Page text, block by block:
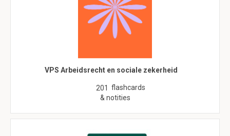
VPS Arbeidsrecht en sociale zekerheid
201 flashcards
& notities